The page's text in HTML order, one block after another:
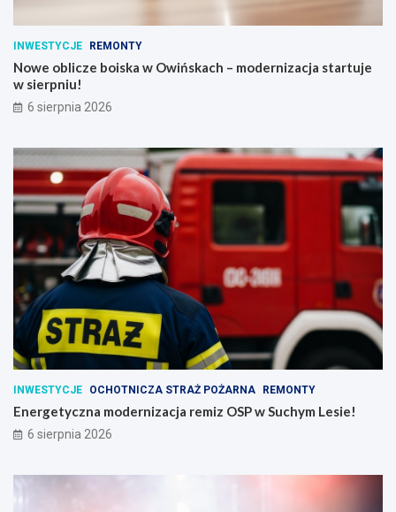
INWESTYCJE REMONTY
Nowe oblicze boiska w Owińskach – modernizacja startuje
w sierpniu!
6 sierpnia 2026
INWESTYCJE OCHOTNICZA STRAŻ POŻARNA REMONTY
Energetyczna modernizacja remiz OSP w Suchym Lesie!
6 sierpnia 2026